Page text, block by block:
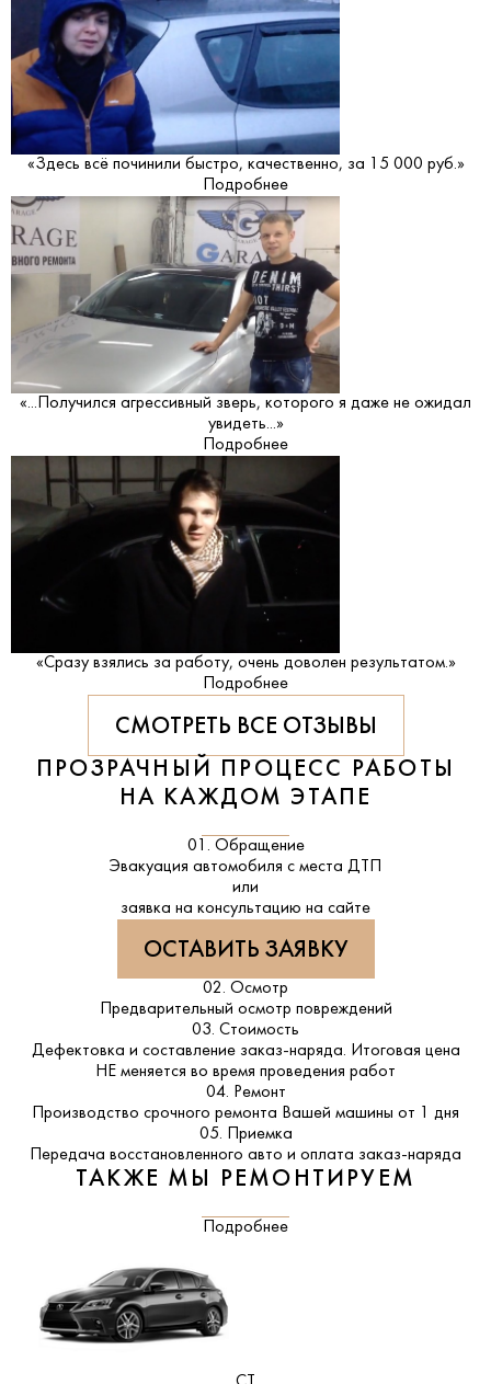
«Здесь всё починили быстро, качественно, за 15 000 руб.»
Подробнее
«...Получился агрессивный зверь, которого я даже не ожидал
увидеть...»
Подробнее
«Сразу взялись за работу, очень доволен результатом.»
Подробнее
СМОТРЕТЬ ВСЕ ОТЗЫВЫ
ПРОЗРАЧНЫЙ ПРОЦЕСС РАБОТЫ
НА КАЖДОМ ЭТАПЕ
01. Обращение
Эвакуация автомобиля с места ДТП
или
заявка на консультацию на сайте
ОСТАВИТЬ ЗАЯВКУ
02. Осмотр
Предварительный осмотр повреждений
03. Стоимость
Дефектовка и составление заказ-наряда. Итоговая цена
НЕ меняется во время проведения работ
04. Ремонт
Производство срочного ремонта Вашей машины от 1 дня
05. Приемка
Передача восстановленного авто и оплата заказ-наряда
ТАКЖЕ МЫ РЕМОНТИРУЕМ
Подробнее